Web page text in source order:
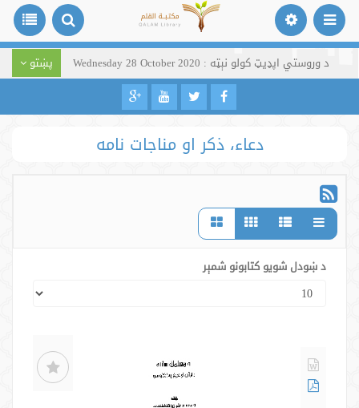
د وروستي اپډیټ کولو نېټه : Wednesday 28 October 2020 پښتو
دعاء، ذکر او مناجات نامه
د ښودل شویو کتابونو شمېر